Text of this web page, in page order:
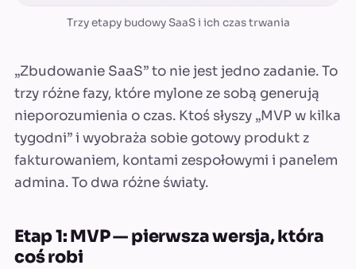
Trzy etapy budowy SaaS i ich czas trwania
„Zbudowanie SaaS” to nie jest jedno zadanie. To
trzy różne fazy, które mylone ze sobą generują
nieporozumienia o czas. Ktoś słyszy „MVP w kilka
tygodni” i wyobraża sobie gotowy produkt z
fakturowaniem, kontami zespołowymi i panelem
admina. To dwa różne światy.
Etap 1: MVP — pierwsza wersja, która
coś robi